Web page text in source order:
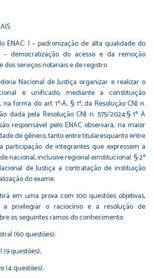
ENAC: I – padronização de alta qualidade do
- democratização do acesso e da remoção
serviços notariais e de registro.
Nacional de Justiça organizar e realizar o
e unificado, mediante a constituição
forma do art. 1º-A, § 1º, da Resolução CNJ n.
dada pela Resolução CNJ n. 575/2024.§ 1º A
responsável pelo ENAC observará, na maior
de gênero, tanto entre titularesquanto entre
participação de integrantes que expressem a
nacional, inclusive regional einstitucional. § 2º
de Justiça a contratação de instituição
do exame.
em uma prova com 100 questões objetivas,
a privilegiar o raciocínio e a resolução de
os seguintes ramos do conhecimento:
(60 questões);
questões);
(4 questões);